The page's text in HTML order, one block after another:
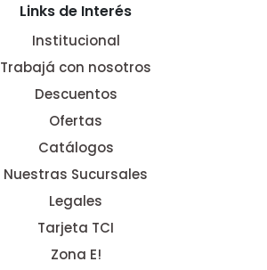
Links de Interés
Institucional
Trabajá con nosotros
Descuentos
Ofertas
Catálogos
Nuestras Sucursales
Legales
Tarjeta TCI
Zona E!